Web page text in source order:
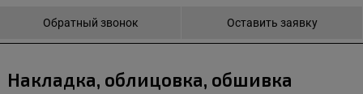
Обратный звонок Оставить заявку
Накладка, облицовка, обшивка